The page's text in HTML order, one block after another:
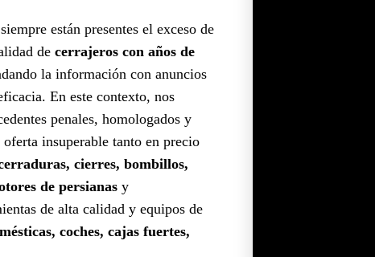
están presentes el exceso de
de cerrajeros con años de
la información con anuncios
En este contexto, nos
penales, homologados y
insuperable tanto en precio
cierres, bombillos,
de persianas y
de alta calidad y equipos de
coches, cajas fuertes,